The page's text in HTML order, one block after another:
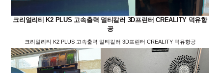
크리얼리티 K2 PLUS 고속출력 멀티칼러 3D프린터 CREALITY 덕유항
공
크리얼리티 K2 PLUS 고속출력 멀티칼러 3D프린터 CREALITY 덕유항공